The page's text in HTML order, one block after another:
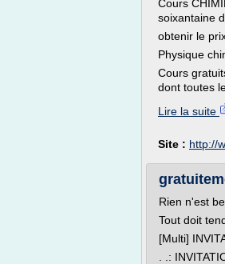
Cours
soixantaine
obtenir le
Physique
Cours
dont toutes
Lire la suite
Site : http://
Rien n'est
Tout doit
[Multi]
. .: